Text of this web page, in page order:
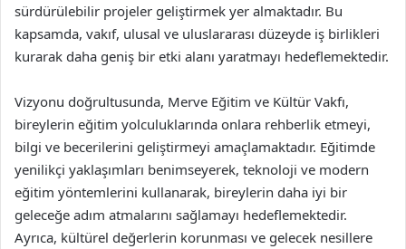
sürdürülebilir projeler geliştirmek yer almaktadır. Bu
kapsamda, vakıf, ulusal ve uluslararası düzeyde iş birlikleri
kurarak daha geniş bir etki alanı yaratmayı hedeflemektedir.
Vizyonu doğrultusunda, Merve Eğitim ve Kültür Vakfı,
bireylerin eğitim yolculuklarında onlara rehberlik etmeyi,
bilgi ve becerilerini geliştirmeyi amaçlamaktadır. Eğitimde
yenilikçi yaklaşımları benimseyerek, teknoloji ve modern
eğitim yöntemlerini kullanarak, bireylerin daha iyi bir
geleceğe adım atmalarını sağlamayı hedeflemektedir.
Ayrıca, kültürel değerlerin korunması ve gelecek nesillere